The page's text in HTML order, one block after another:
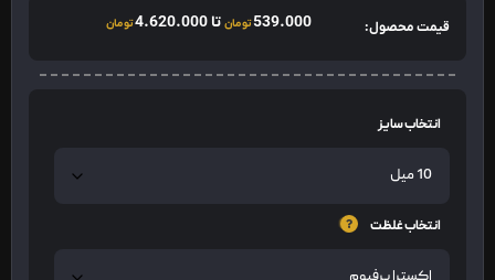
قیمت محصول: 539.000تومانتا4.620.000تومان
انتخاب سایز
انتخاب غلظت